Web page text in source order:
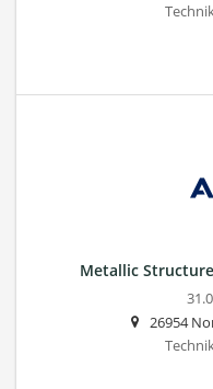
Metallic
26954